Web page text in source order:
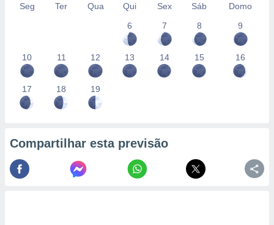
Seg Ter Qua Qui Sex Sáb
Domo
6
7 8 9
10 11 12 13 14 15 16
17 18 19
Compartilhar esta previsão